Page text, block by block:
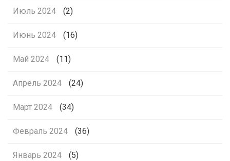
Июль 2024 (2)
Июнь 2024 (16)
Май 2024 (11)
Апрель 2024 (24)
Март 2024 (34)
Февраль 2024 (36)
Январь 2024 (5)